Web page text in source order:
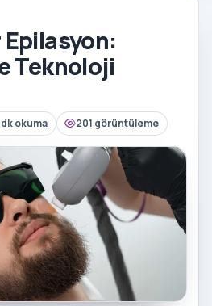
Teknoloji
dk okuma 201 görüntüleme